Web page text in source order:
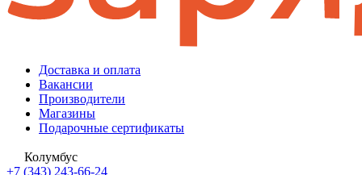
Доставка и оплата
Вакансии
Производители
Магазины
Подарочные сертификаты
Колумбус
+7 (343) 243-66-24